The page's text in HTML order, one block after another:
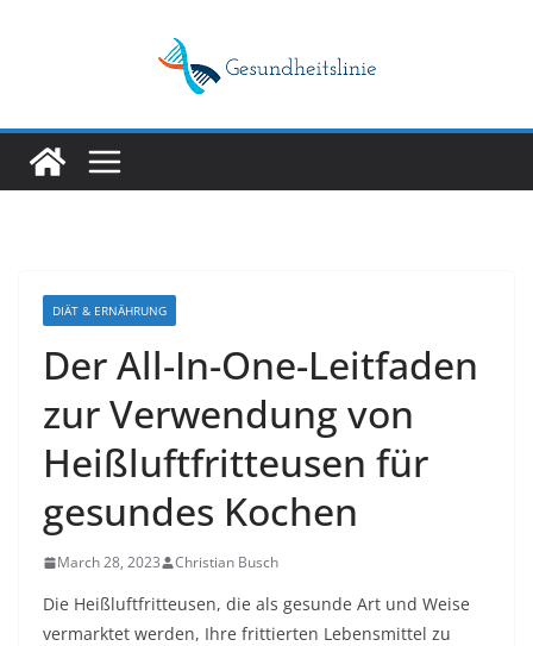
DIÄT & ERNÄHRUNG
Der All-In-One-Leitfaden
zur Verwendung von
Heißluftfritteusen für
gesundes Kochen
March 28, 2023 Christian Busch
Die Heißluftfritteusen, die als gesunde Art und Weise
vermarktet werden, Ihre frittierten Lebensmittel zu